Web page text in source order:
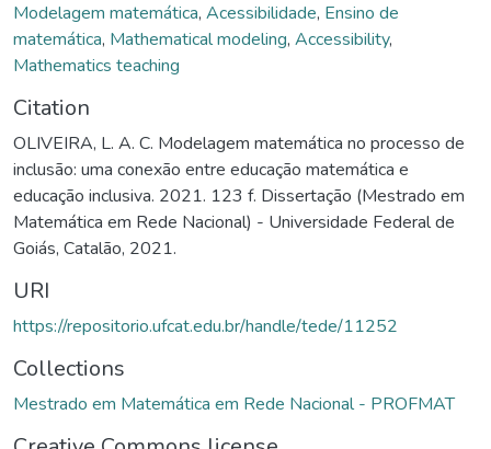
Modelagem matemática, Acessibilidade, Ensino de
matemática, Mathematical modeling, Accessibility,
Mathematics teaching
Citation
OLIVEIRA, L. A. C. Modelagem matemática no processo de
inclusão: uma conexão entre educação matemática e
educação inclusiva. 2021. 123 f. Dissertação (Mestrado em
Matemática em Rede Nacional) - Universidade Federal de
Goiás, Catalão, 2021.
URI
https://repositorio.ufcat.edu.br/handle/tede/11252
Collections
Mestrado em Matemática em Rede Nacional - PROFMAT